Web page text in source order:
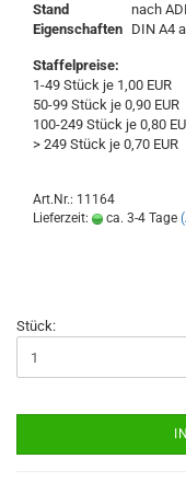
Stand
nach
Eigenschaften DIN A4
Staffelpreise:
1-49 Stück je 1,00 EUR
50-99 Stück je 0,90 EUR
100-249 Stück je 0,80
> 249 Stück je 0,70 EUR
Art.Nr.: 11164
Lieferzeit:
ca. 3-4 Tage
Stück: